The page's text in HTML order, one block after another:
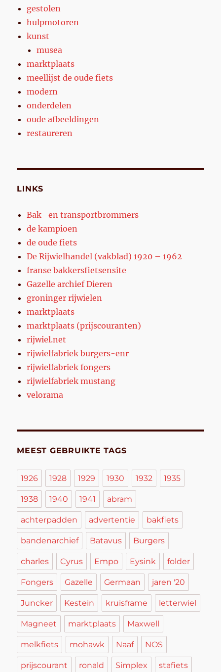
gestolen
hulpmotoren
kunst
musea
marktplaats
meellijst de oude fiets
modern
onderdelen
oude afbeeldingen
restaureren
LINKS
Bak- en transportbrommers
de kampioen
de oude fiets
De Rijwielhandel (vakblad) 1920 – 1962
franse bakkersfietsensite
Gazelle archief Dieren
groninger rijwielen
marktplaats
marktplaats (prijscouranten)
rijwiel.net
rijwielfabriek burgers-enr
rijwielfabriek fongers
rijwielfabriek mustang
velorama
MEEST GEBRUIKTE TAGS
1926 1928 1929 1930 1932 1935
1938 1940 1941 abram
achterpadden advertentie bakfiets
bandenarchief Batavus Burgers
charles Cyrus Empo Eysink folder
Fongers Gazelle Germaan jaren '20
Juncker Kestein kruisframe letterwiel
Magneet marktplaats Maxwell
melkfiets mohawk Naaf NOS
prijscourant ronald Simplex stafiets